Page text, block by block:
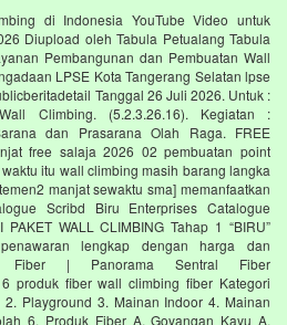
di Indonesia YouTube Video untuk
Diupload oleh Tabula Petualang Tabula
Pembangunan dan Pembuatan Wall
LPSE Kota Tangerang Selatan lpse
Tanggal 26 Juli 2026. Untuk :
Climbing. (5.2.3.26.16). Kegiatan :
dan Prasarana Olah Raga. FREE
free salaja 2026 02 pembuatan point
itu wall climbing masih barang langka
manjat sewaktu sma] memanfaatkan
Scribd Biru Enterprises Catalogue
WALL CLIMBING Tahap 1 “BIRU”
lengkap dengan harga dan
Fiber | Panorama Sentral Fiber
produk fiber wall climbing fiber Kategori
Playground 3. Mainan Indoor 4. Mainan
6. Produk Fiber A. Goyangan Kayu A.